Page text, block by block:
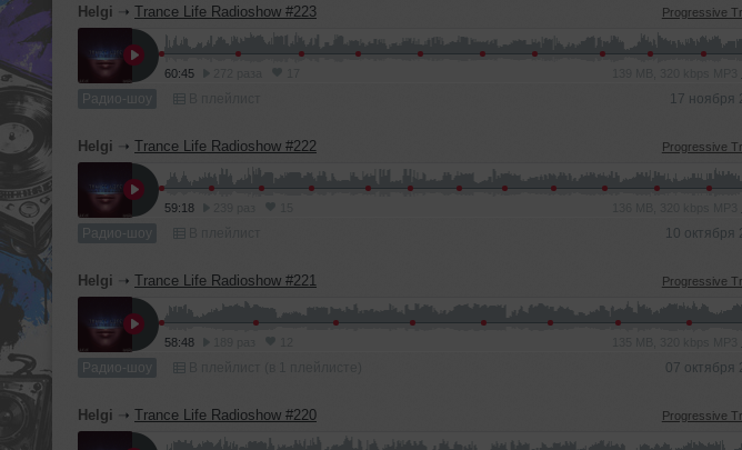
Helgi ➝ Trance Life Radioshow #223 Progressive
60:45
Радио-шоу 17 ноября
Helgi ➝ Trance Life Radioshow #222 Progressive
59:18
Радио-шоу 10 октября
Helgi ➝ Trance Life Radioshow #221 Progressive
58:48
Радио-шоу 07 октября
Helgi ➝ Trance Life Radioshow #220 Progressive